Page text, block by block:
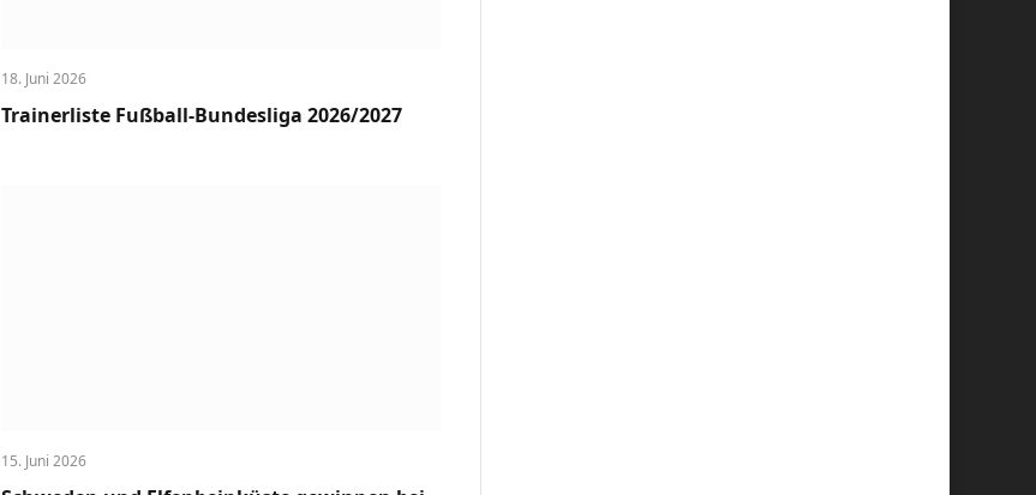
18. Juni 2026
Trainerliste Fußball-Bundesliga 2026/2027
15. Juni 2026